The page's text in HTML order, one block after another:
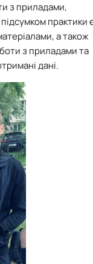
з приладами,
практики
а також
з приладами та
дані.